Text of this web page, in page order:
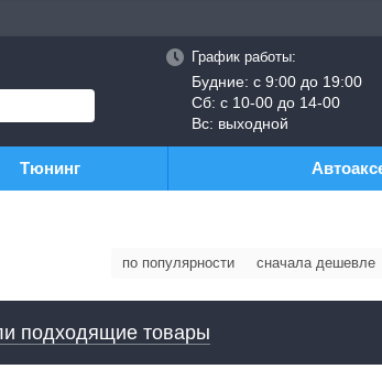
График работы:
Будние: с 9:00 до 19:00
Сб: с 10-00 до 14-00
Вс: выходной
Тюнинг
подходящие товары
по популярности сначала дешевле